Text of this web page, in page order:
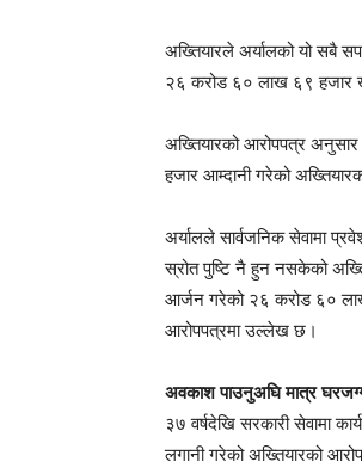
अख्तियारले अर्यालको यो सबै
२६ करोड ६० लाख ६९ हजार
अख्तियारको आरोपपत्र अनुसार
हजार आम्दानी गरेको
अर्यालले सार्वजनिक सेवामा
स्रोत पुष्टि नै हुन नसकेको
आर्जन गरेको २६ करोड ६० लाख
आरोपपत्रमा उल्लेख छ।
अवकाश पाउनुअघि मात्र
३७ वर्षदेखि सरकारी सेवामा
लगानी गरेको अख्तियारको